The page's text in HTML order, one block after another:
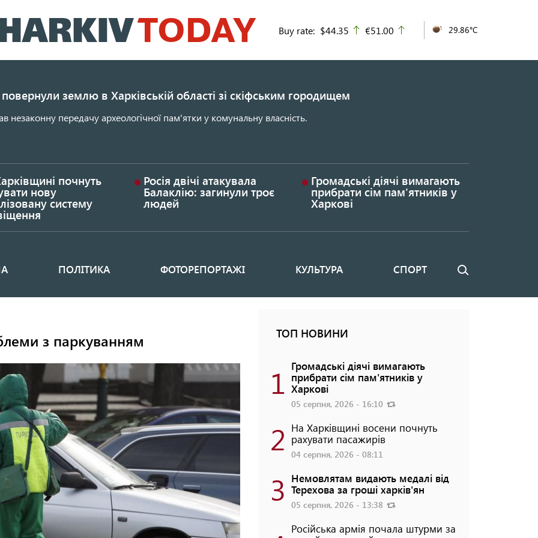
до
основного
Buy rate: $44.35 up
€51.00 29.86°C
землю в Харківській області зі скіфським городищем
незаконну передачу археологічної пам'ятки у комунальну власність.
почнуть
нову
систему
Росія двічі атакувала
Балаклію: загинули троє
людей
Громадські діячі вимагають
прибрати сім пам'ятників у
Харкові
ПОЛІТИКА ФОТОРЕПОРТАЖІ КУЛЬТУРА СПОРТ Пошук
з паркуванням ТОП НОВИНИ
1 Громадські діячі вимагають
прибрати сім пам'ятників у
Харкові
05 серпня, 2026 - 16:10
2 На Харківщині восени почнуть
рахувати пасажирів
04 серпня, 2026 - 08:11
3 Немовлятам видають медалі від
Терехова за гроші харків'ян
05 серпня, 2026 - 13:38
Російська армія почала штурми за